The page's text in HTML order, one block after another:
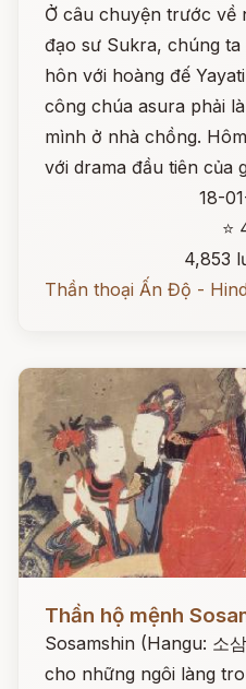
Ở câu chuyện trước về
đạo sư Sukra, chúng
hôn với hoàng đế
công chúa asura phải
mình ở nhà chồng.
với drama đầu tiên của
18-
⭐
4,853
Thần thoại Ấn Độ -
Đọc ngay
Thần hộ mệnh
Sosamshin (Hangu: 소
cho những ngôi làng